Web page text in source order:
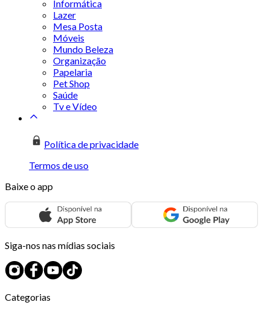
Informática
Lazer
Mesa Posta
Móveis
Mundo Beleza
Organização
Papelaria
Pet Shop
Saúde
Tv e Vídeo
Política de privacidade
Termos de uso
Baixe o app
Siga-nos nas mídias sociais
Categorias